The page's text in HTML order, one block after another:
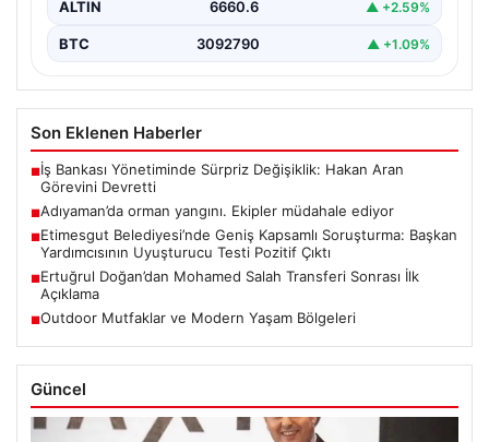
ALTIN 6660.6 ▲ +2.59%
BTC 3092790 ▲ +1.09%
Son Eklenen Haberler
■İş Bankası Yönetiminde Sürpriz Değişiklik: Hakan Aran
Görevini Devretti
■Adıyaman’da orman yangını. Ekipler müdahale ediyor
■Etimesgut Belediyesi’nde Geniş Kapsamlı Soruşturma: Başkan
Yardımcısının Uyuşturucu Testi Pozitif Çıktı
■Ertuğrul Doğan’dan Mohamed Salah Transferi Sonrası İlk
Açıklama
■Outdoor Mutfaklar ve Modern Yaşam Bölgeleri
Güncel